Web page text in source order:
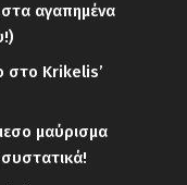
αγαπημένα
στο Krikelis’
μαύρισμα